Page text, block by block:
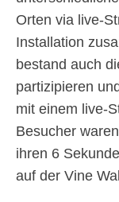
Orten via live-
Installation
bestand auch
partizipieren
mit einem live-
Besucher
ihren 6
auf der Vine